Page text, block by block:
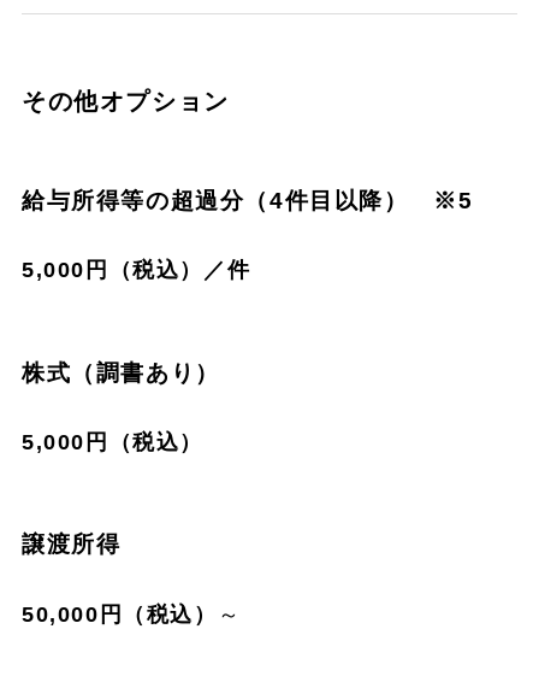
その他オプション
給与所得等の超過分（4件目以降） ※5
5,000円（税込）／件
株式（調書あり）
5,000円（税込）
譲渡所得
50,000円（税込） ～